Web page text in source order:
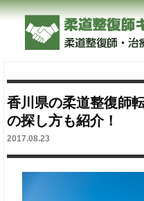
香川県の柔道整復師
の探し方も紹介！
2017.08.23